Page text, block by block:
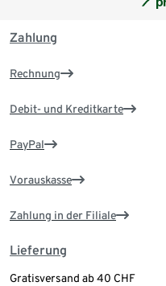
Zahlung
Rechnung
Debit- und Kreditkarte
PayPal
Vorauskasse
Zahlung in der Filiale
Lieferung
Gratisversand ab 40 CHF